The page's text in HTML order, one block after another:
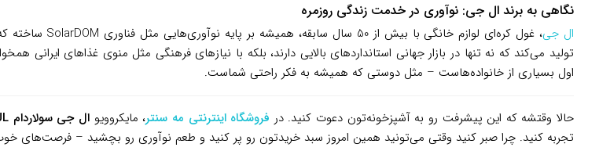
نگاهی به برند ال جی: نوآوری در خدمت زندگی روزمره
ال جی
تولید می‌کند که نه تنها در بازار جهانی استانداردهای بالایی دارند، بلکه با نیازهای فرهنگی مثل منوی غذاهای
اول بسیاری از خانواده‌هاست – مثل دوستی که همیشه به فکر راحتی شماست.
حالا وقتشه که این پیشرفت رو به آشپزخونه‌تون دعوت کنید. در فروشگاه اینترنتی مه سنتر، مایکروویو ال جی سولاردام LF5905WJL
تجربه کنید. چرا صبر کنید وقتی می‌تونید همین امروز سبد خریدتون رو پر کنید و طعم نوآوری رو بچشید – فرصت‌های